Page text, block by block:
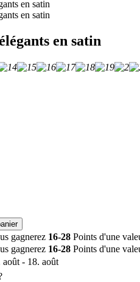
en satin
gagnerez 16-28 Points d'une
gagnerez 16-28 Points d'une
- 18. août